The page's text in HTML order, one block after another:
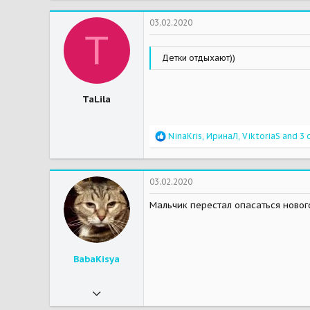
c
t
s
T
TaLila
03.02.2020
Детки отдыхают))
R
a
c
t
i
o
NinaKris, ИринаЛ, ViktoriaS and 3
BabaKisya
6 172
03.02.2020
Мальчик перестал опасаться